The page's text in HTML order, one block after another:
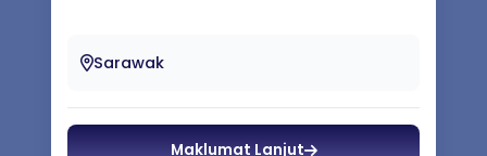
adat resam budaya 2. Penyewaan,
tra...
Sarawak
Maklumat Lanjut